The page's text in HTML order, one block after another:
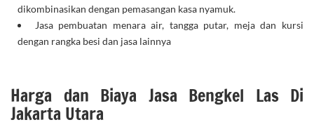
dikombinasikan dengan pemasangan kasa nyamuk.
Jasa pembuatan menara air, tangga putar, meja dan kursi
dengan rangka besi dan jasa lainnya
Harga dan Biaya Jasa Bengkel Las Di
Jakarta Utara